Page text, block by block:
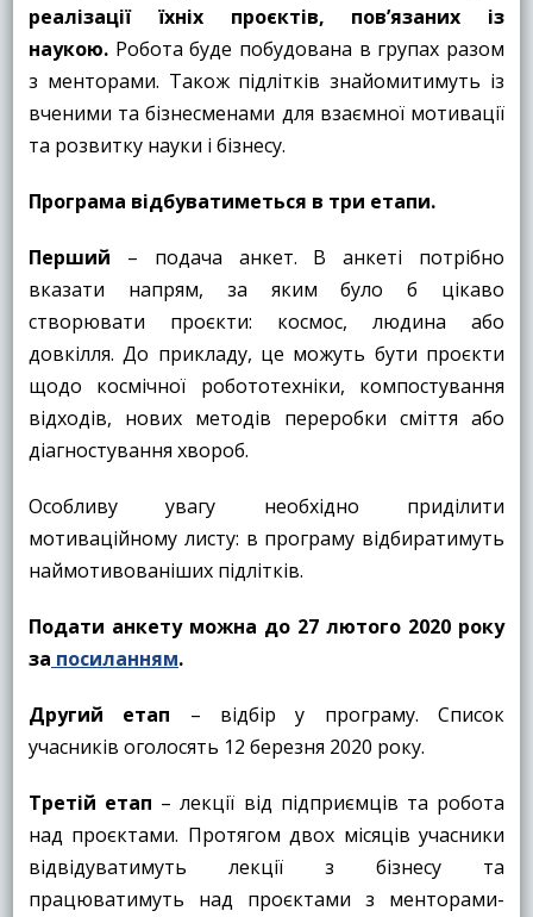
реалізації їхніх проєктів, пов’язаних із
наукою. Робота буде побудована в групах разом
з менторами. Також підлітків знайомитимуть із
вченими та бізнесменами для взаємної мотивації
та розвитку науки і бізнесу.
Програма відбуватиметься в три етапи.
Перший – подача анкет. В анкеті потрібно
вказати напрям, за яким було б цікаво
створювати проєкти: космос, людина або
довкілля. До прикладу, це можуть бути проєкти
щодо космічної робототехніки, компостування
відходів, нових методів переробки сміття або
діагностування хвороб.
Особливу увагу необхідно приділити
мотиваційному листу: в програму відбиратимуть
наймотивованіших підлітків.
Подати анкету можна до 27 лютого 2020 року
за посиланням.
Другий етап – відбір у програму. Список
учасників оголосять 12 березня 2020 року.
Третій етап – лекції від підприємців та робота
над проєктами. Протягом двох місяців учасники
відвідуватимуть лекції з бізнесу та
працюватимуть над проєктами з менторами-